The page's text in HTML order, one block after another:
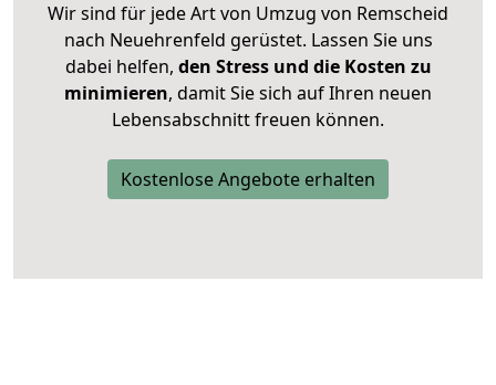
Wir sind für jede Art von Umzug von Remscheid
nach Neuehrenfeld gerüstet. Lassen Sie uns
dabei helfen, den Stress und die Kosten zu
minimieren, damit Sie sich auf Ihren neuen
Lebensabschnitt freuen können.
Kostenlose Angebote erhalten